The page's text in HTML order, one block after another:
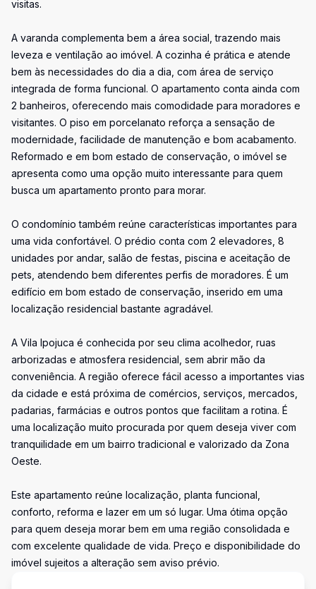
visitas.
A varanda complementa bem a área social, trazendo mais
leveza e ventilação ao imóvel. A cozinha é prática e atende
bem às necessidades do dia a dia, com área de serviço
integrada de forma funcional. O apartamento conta ainda com
2 banheiros, oferecendo mais comodidade para moradores e
visitantes. O piso em porcelanato reforça a sensação de
modernidade, facilidade de manutenção e bom acabamento.
Reformado e em bom estado de conservação, o imóvel se
apresenta como uma opção muito interessante para quem
busca um apartamento pronto para morar.
O condomínio também reúne características importantes para
uma vida confortável. O prédio conta com 2 elevadores, 8
unidades por andar, salão de festas, piscina e aceitação de
pets, atendendo bem diferentes perfis de moradores. É um
edifício em bom estado de conservação, inserido em uma
localização residencial bastante agradável.
A Vila Ipojuca é conhecida por seu clima acolhedor, ruas
arborizadas e atmosfera residencial, sem abrir mão da
conveniência. A região oferece fácil acesso a importantes vias
da cidade e está próxima de comércios, serviços, mercados,
padarias, farmácias e outros pontos que facilitam a rotina. É
uma localização muito procurada por quem deseja viver com
tranquilidade em um bairro tradicional e valorizado da Zona
Oeste.
Este apartamento reúne localização, planta funcional,
conforto, reforma e lazer em um só lugar. Uma ótima opção
para quem deseja morar bem em uma região consolidada e
com excelente qualidade de vida. Preço e disponibilidade do
imóvel sujeitos a alteração sem aviso prévio.